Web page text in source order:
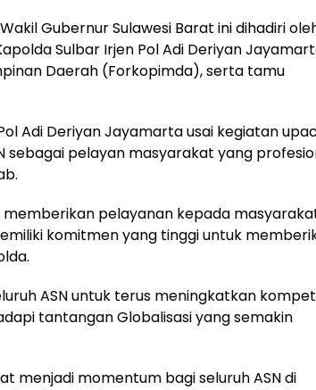
Gubernur Sulawesi Barat ini dihadiri
Sulbar Irjen Pol Adi Deriyan
Daerah (Forkopimda), serta tamu
Adi Deriyan Jayamarta usai kegiatan
sebagai pelayan masyarakat yang
pelayanan kepada
komitmen yang tinggi untuk
ASN untuk terus meningkatkan
tantangan Globalisasi yang semakin
menjadi momentum bagi seluruh ASN di